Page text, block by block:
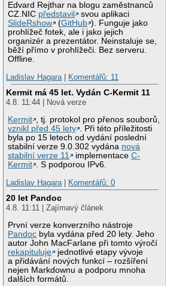
Edvard Rejthar na blogu zaměstnanců
CZ.NIC představil
svou aplikaci
SlideRshow
(GitHub ). Funguje jako
prohlížeč fotek, ale i jako jejich
organizér a prezentátor. Neinstaluje se,
běží přímo v prohlížeči. Bez serveru.
Offline.
Ladislav Hagara | Komentářů: 11
Kermit má 45 let. Vydán C-Kermit 11
4.8. 11:44 | Nová verze
Kermit , tj. protokol pro přenos souborů,
vznikl před 45 lety . Při této příležitosti
byla po 15 letech od vydání poslední
stabilní verze 9.0.302 vydána nová
stabilní verze 11
implementaceC-
Kermit . S podporou IPv6.
Ladislav Hagara | Komentářů: 0
20 let Pandoc
4.8. 11:11 | Zajímavý článek
První verze konverzního nástroje
Pandoc byla vydána před 20 lety. Jeho
autor John MacFarlane při tomto výročí
rekapituluje
jednotlivé etapy vývoje
a přidávání nových funkcí – rozšíření
nejen Markdownu a podporu mnoha
dalších formátů.